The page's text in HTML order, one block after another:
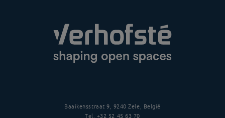
Baaikensstraat 9, 9240 Zele, België
Tel. +32 52 45 63 70